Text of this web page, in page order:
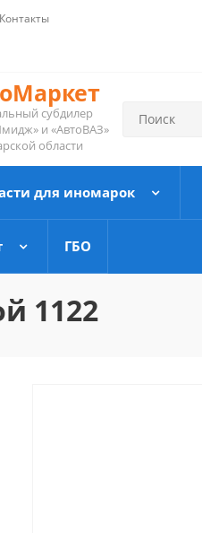
Контакты
субдилер
и «АвтоВАЗ»
области
для иномарок
ГБО
1122